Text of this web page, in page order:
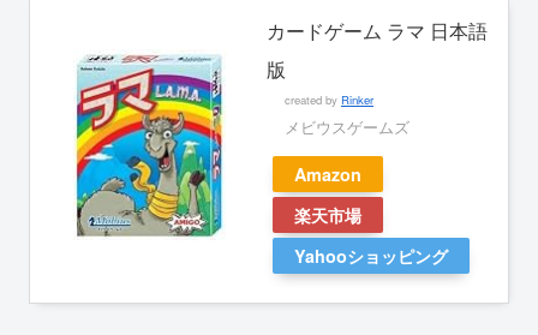
カードゲーム ラマ 日本語
版
created by Rinker
メビウスゲームズ
Amazon
楽天市場
Yahooショッピング